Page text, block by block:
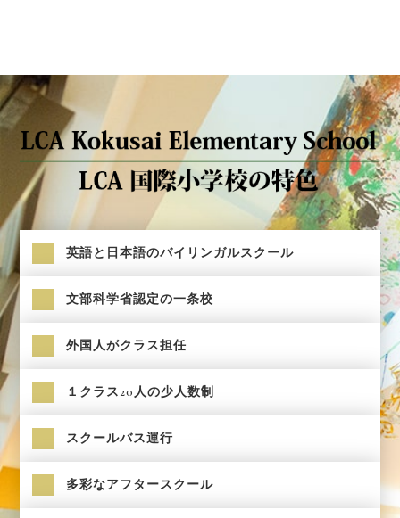
英語と日本語のバイリンガルスクール
文部科学省認定の一条校
外国人がクラス担任
１クラス20人の少人数制
スクールバス運行
多彩なアフタースクール